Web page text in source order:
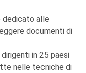
dedicato alle
documenti di
in 25 paesi
nelle tecniche di